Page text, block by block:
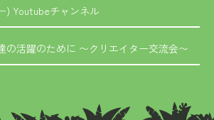
) Youtubeチャンネル
の活躍のために 〜クリエイター交流会〜